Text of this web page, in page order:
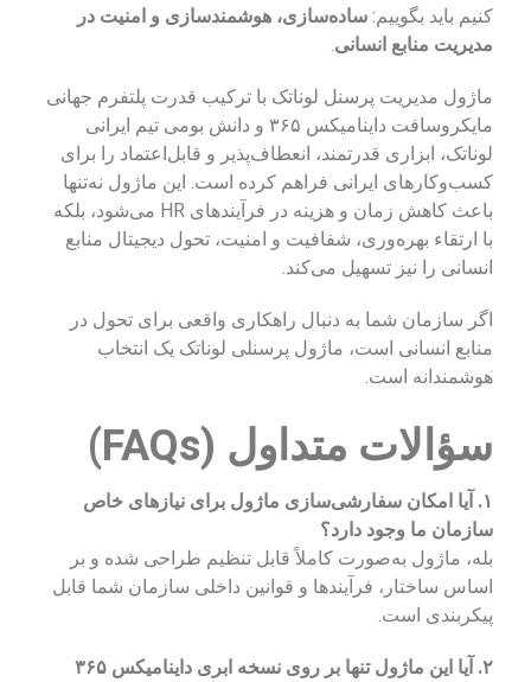
کنیم باید بگوییم:ساده‌سازی، هوشمندسازی و امنیت در
مدیریت منابع انسانی.
ماژول مدیریت پرسنل لوناتک با ترکیب قدرت پلتفرم جهانی
مایکروسافت داینامیکس ۳۶۵ و دانش بومی تیم ایرانی
لوناتک، ابزاری قدرتمند، انعطاف‌پذیر و قابل‌اعتماد را برای
کسب‌وکارهای ایرانی فراهم کرده است. این ماژول نه‌تنها
باعث کاهش زمان و هزینه در فرآیندهای HR می‌شود، بلکه
با ارتقاء بهره‌وری، شفافیت و امنیت، تحول دیجیتال منابع
انسانی را نیز تسهیل می‌کند.
اگر سازمان شما به دنبال راهکاری واقعی برای تحول در
منابع انسانی است، ماژول پرسنلی لوناتک یک انتخاب
هوشمندانه است.
سؤالات متداول (FAQs)
۱. آیا امکان سفارشی‌سازی ماژول برای نیازهای خاص
سازمان ما وجود دارد؟
بله، ماژول به‌صورت کاملاً قابل تنظیم طراحی شده و بر
اساس ساختار، فرآیندها و قوانین داخلی سازمان شما قابل
پیکربندی است.
۲. آیا این ماژول تنها بر روی نسخه ابری داینامیکس ۳۶۵